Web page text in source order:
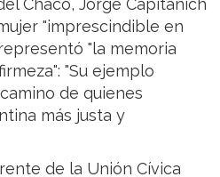
Chaco, Jorge Capitanich
"imprescindible en
"la memoria
"Su ejemplo
de quienes
más justa y
de la Unión Cívica